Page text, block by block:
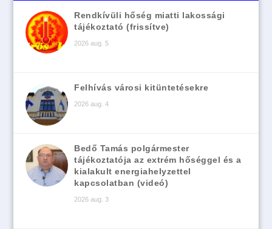
Rendkívüli hőség miatti lakossági
tájékoztató (frissítve)
2026 aug. 5
Felhívás városi kitüntetésekre
2026 aug. 4
Bedő Tamás polgármester
tájékoztatója az extrém hőséggel és a
kialakult energiahelyzettel
kapcsolatban (videó)
2026 aug. 3